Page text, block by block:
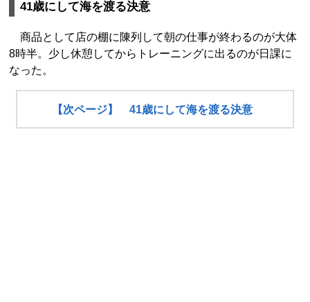
41歳にして海を渡る決意
商品として店の棚に陳列して朝の仕事が終わるのが大体
8時半。少し休憩してからトレーニングに出るのが日課に
なった。
【次ページ】 41歳にして海を渡る決意